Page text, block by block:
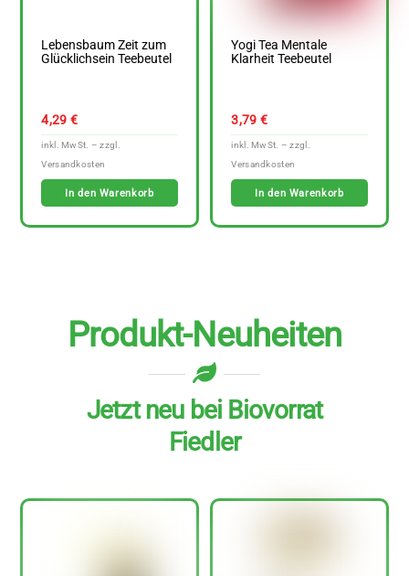
Lebensbaum Zeit zum
Glücklichsein Teebeutel
4,29 €
In den Warenkorb
Yogi Tea Mentale
Klarheit Teebeutel
3,79 €
In den Warenkorb
Produkt-Neuheiten
Jetzt neu bei Biovorrat
Fiedler